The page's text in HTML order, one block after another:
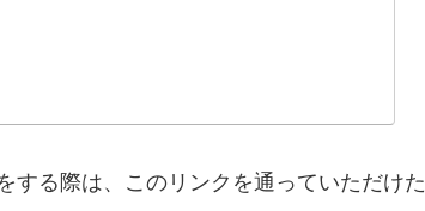
する際は、このリンクを通っていただけた